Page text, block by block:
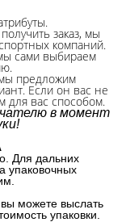
заказ, мы
компаний.
сами выбираем
предложим
Если он вас не
для вас способом.
в момент
Для дальних
упаковочных
можете выслать
упаковки.